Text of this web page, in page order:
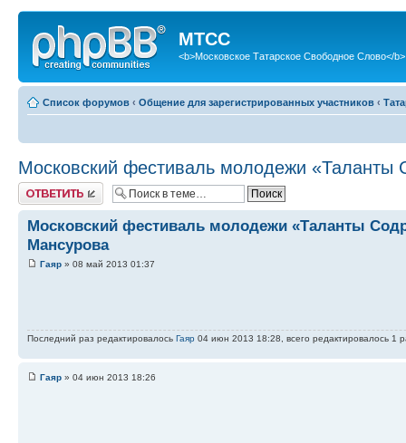
МТСС
<b>Московское Татарское Свободное Слово</b>
Список форумов ‹ Общение для зарегистрированных участников ‹
Московский фестиваль молодежи «Таланты
Ответить
Московский фестиваль молодежи «Таланты
Мансурова
Гаяр » 08 май 2013 01:37
Последний раз редактировалось Гаяр 04 июн 2013 18:28, всего редактировалось 1
Гаяр » 04 июн 2013 18:26